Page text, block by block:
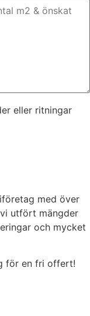
eller ritningar
med över
utfört mängder
och mycket
för en fri offert!